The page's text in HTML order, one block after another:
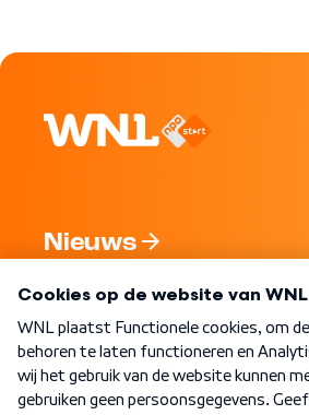
Nieuws
Nieuwsbrief
Word Lid